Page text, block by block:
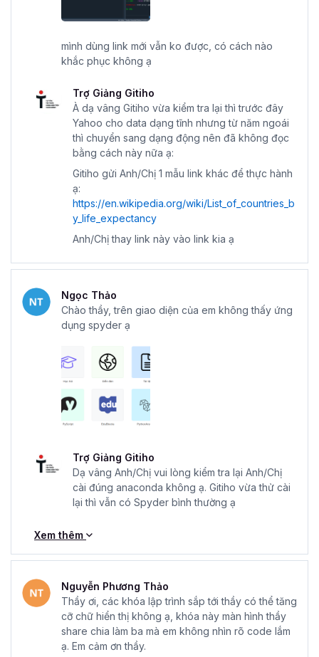
mình dùng link mới vẫn ko được, có cách nào
khắc phục không ạ
Trợ Giảng Gitiho
À dạ vâng Gitiho vừa kiểm tra lại thì trước đây
Yahoo cho data dạng tĩnh nhưng từ năm ngoái
thì chuyển sang dạng động nên đã không đọc
bằng cách này nữa ạ:
Gitiho gửi Anh/Chị 1 mẫu link khác để thực hành
ạ:
https://en.wikipedia.org/wiki/List_of_countries_b
y_life_expectancy
Anh/Chị thay link này vào link kia ạ
Ngọc Thảo
Chào thầy, trên giao diện của em không thấy ứng
dụng spyder ạ
Trợ Giảng Gitiho
Dạ vâng Anh/Chị vui lòng kiểm tra lại Anh/Chị
cài đúng anaconda không ạ. Gitiho vừa thử cài
lại thì vẫn có Spyder bình thường ạ
Xem thêm
Nguyễn Phương Thảo
Thầy ơi, các khóa lập trình sắp tới thầy có thể tăng
cỡ chữ hiển thị không ạ, khóa này màn hình thầy
share chia làm ba mà em không nhìn rõ code lắm
ạ. Em cảm ơn thầy.